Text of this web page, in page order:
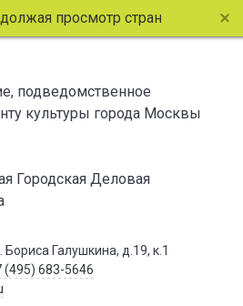
страниц сайта, вы
подведомственное
культуры города Москвы
Городская Деловая
Бориса Галушкина, д.19, к.1
(495) 683-5646